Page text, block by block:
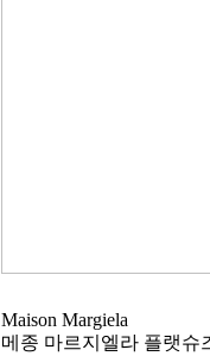
Maison Margiela
메종 마르지엘라 플랫슈